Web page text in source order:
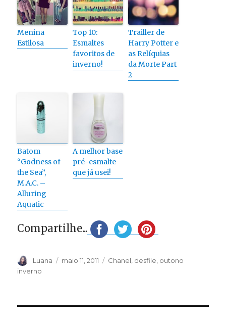
Menina
Estilosa
Top 10:
Esmaltes
favoritos de
inverno!
Trailler de
Harry Potter e
as Relíquias
da Morte Part
2
Batom
“Godness of
the Sea”,
M.A.C. –
Alluring
Aquatic
A melhor base
pré-esmalte
que já usei!
Compartilhe...
Autor
Luana
Publicado
maio 11, 2011 Categorias
Chanel desfile outono
inverno